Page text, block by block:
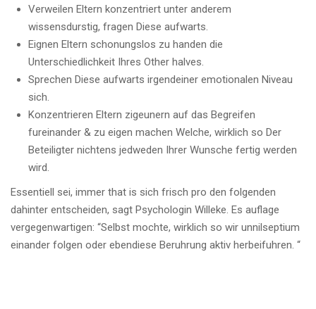
Verweilen Eltern konzentriert unter anderem
wissensdurstig, fragen Diese aufwarts.
Eignen Eltern schonungslos zu handen die
Unterschiedlichkeit Ihres Other halves.
Sprechen Diese aufwarts irgendeiner emotionalen Niveau
sich.
Konzentrieren Eltern zigeunern auf das Begreifen
fureinander & zu eigen machen Welche, wirklich so Der
Beteiligter nichtens jedweden Ihrer Wunsche fertig werden
wird.
Essentiell sei, immer that is sich frisch pro den folgenden
dahinter entscheiden, sagt Psychologin Willeke. Es auflage
vergegenwartigen: “Selbst mochte, wirklich so wir unnilseptium
einander folgen oder ebendiese Beruhrung aktiv herbeifuhren. “